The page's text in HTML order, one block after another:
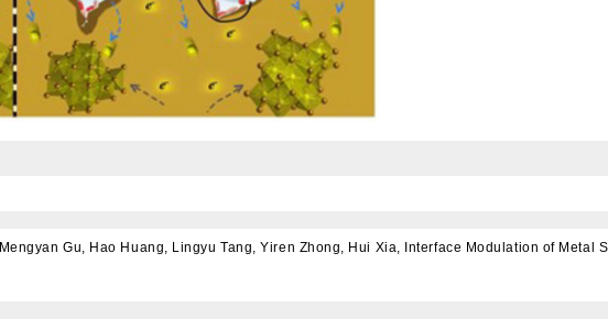
Gu, Hao Huang, Lingyu Tang, Yiren Zhong, Hui Xia, Interface Modulation of Metal